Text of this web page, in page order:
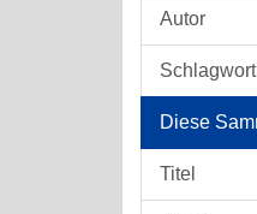
Autor
Schlagwort
Diese
Titel